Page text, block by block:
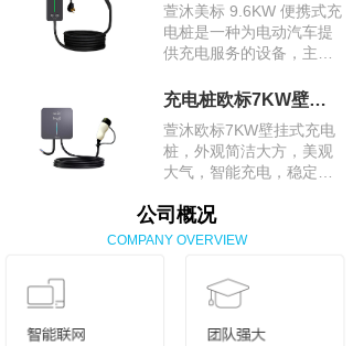
手。
萱沐美标 9.6KW 便携式充
电桩是一种为电动汽车提
供充电服务的设备，主要
美标充电接口，方便在美
为电动汽车进行充电。
充电桩欧标7KW壁挂式充电桩
萱沐欧标7KW壁挂式充电
桩，外观简洁大方，美观
大气，智能充电，稳定安
适用于众多欧洲品牌及符
合欧标接口的电动汽车。
公司概况
COMPANY OVERVIEW